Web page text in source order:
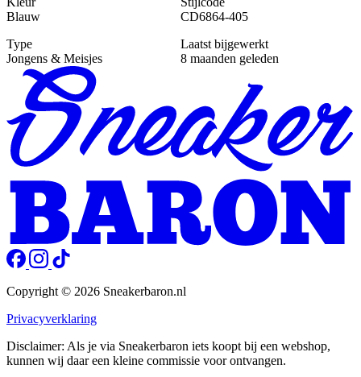
Blauw
CD6864-405
Type
Jongens & Meisjes
Laatst bijgewerkt
8 maanden geleden
Copyright © 2026 Sneakerbaron.nl
Privacyverklaring
Disclaimer: Als je via Sneakerbaron iets koopt bij een webshop,
kunnen wij daar een kleine commissie voor ontvangen.